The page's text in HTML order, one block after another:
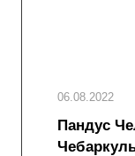
06.08.2022
Пандус